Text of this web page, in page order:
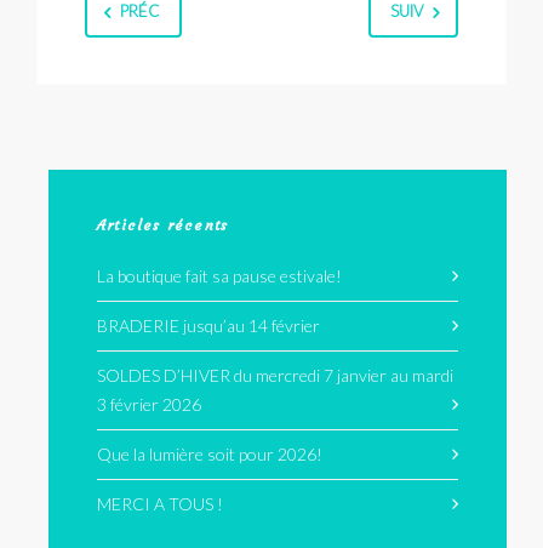
PRÉC SUIV
Articles récents
La boutique fait sa pause estivale!
BRADERIE jusqu’au 14 février
SOLDES D’HIVER du mercredi 7 janvier au mardi
3 février 2026
Que la lumière soit pour 2026!
MERCI A TOUS !